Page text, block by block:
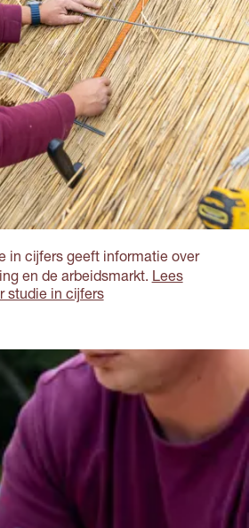
in cijfers geeft informatie over
en de arbeidsmarkt. Lees
studie in cijfers